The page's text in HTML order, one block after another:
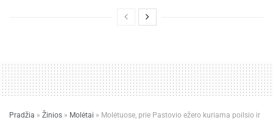
Pradžia » Žinios » Molėtai » Molėtuose, prie Pastovio ežero kuriama poilsio ir